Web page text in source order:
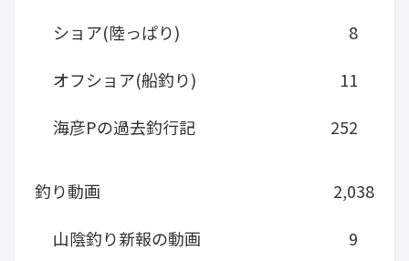
ショア(陸っぱり)
8
オフショア(船釣り)
11
海彦Pの過去釣行記
252
釣り動画
2,038
山陰釣り新報の動画
9